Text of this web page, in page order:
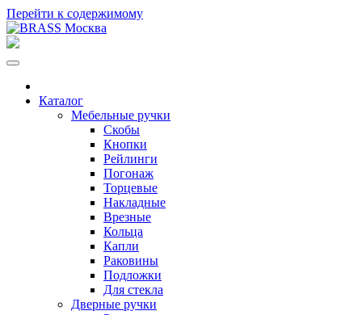
Перейти к содержимому
Каталог
Мебельные ручки
Скобы
Кнопки
Рейлинги
Погонаж
Торцевые
Накладные
Врезные
Кольца
Капли
Раковины
Подложки
Для стекла
Дверные ручки